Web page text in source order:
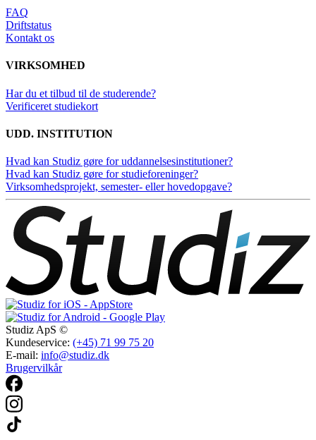
FAQ
Driftstatus
Kontakt os
VIRKSOMHED
Har du et tilbud til de studerende?
Verificeret studiekort
UDD. INSTITUTION
Hvad kan Studiz gøre for uddannelsesinstitutioner?
Hvad kan Studiz gøre for studieforeninger?
Virksomhedsprojekt, semester- eller hovedopgave?
Studiz ApS ©
Kundeservice: (+45) 71 99 75 20
E-mail: info@studiz.dk
Brugervilkår